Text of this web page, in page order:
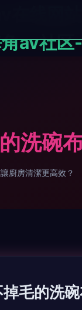
在线网
av社区
碗布
讓廚房清潔更高效？
毛的洗碗